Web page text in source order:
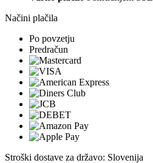
Načini plačila
Po povzetju
Predračun
Stroški dostave za državo: Slovenija